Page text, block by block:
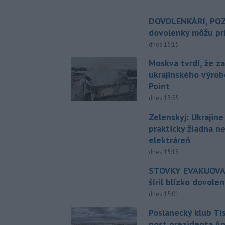
DOVOLENKÁRI,
dovolenky môžu
dnes 15:15
Moskva tvrdí, že
ukrajinského
Point
dnes 13:55
Zelenskyj:
prakticky žiadna
elektráreň
dnes 15:18
STOVKY
šíril blízko
dnes 15:01
Poslanecký klub